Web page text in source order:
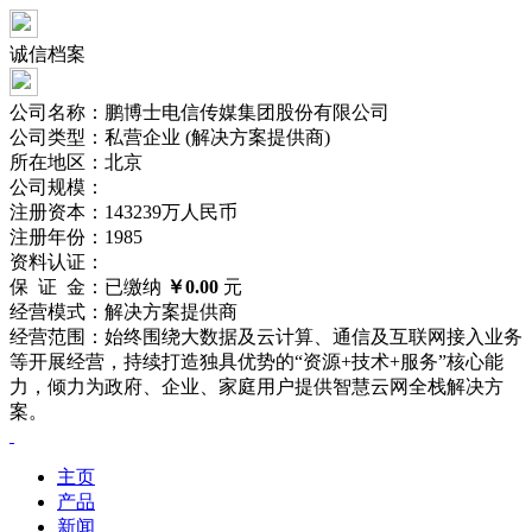
诚信档案
公司名称：鹏博士电信传媒集团股份有限公司
公司类型：私营企业 (解决方案提供商)
所在地区：北京
公司规模：
注册资本：143239万人民币
注册年份：1985
资料认证：
保 证 金：已缴纳 ￥0.00 元
经营模式：解决方案提供商
经营范围：始终围绕大数据及云计算、通信及互联网接入业务
等开展经营，持续打造独具优势的“资源+技术+服务”核心能
力，倾力为政府、企业、家庭用户提供智慧云网全栈解决方
案。
主页
产品
新闻